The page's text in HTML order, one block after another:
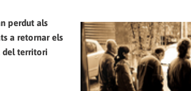
perdut als
a retornar els
del territori